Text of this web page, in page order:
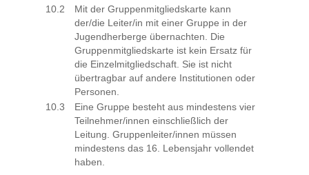
10.2
Mit der Gruppenmitgliedskarte kann
der/die Leiter/in mit einer Gruppe in der
Jugendherberge übernachten. Die
Gruppenmitgliedskarte ist kein Ersatz für
die Einzelmitgliedschaft. Sie ist nicht
übertragbar auf andere Institutionen oder
Personen.
10.3
Eine Gruppe besteht aus mindestens vier
Teilnehmer/innen einschließlich der
Leitung. Gruppenleiter/innen müssen
mindestens das 16. Lebensjahr vollendet
haben.